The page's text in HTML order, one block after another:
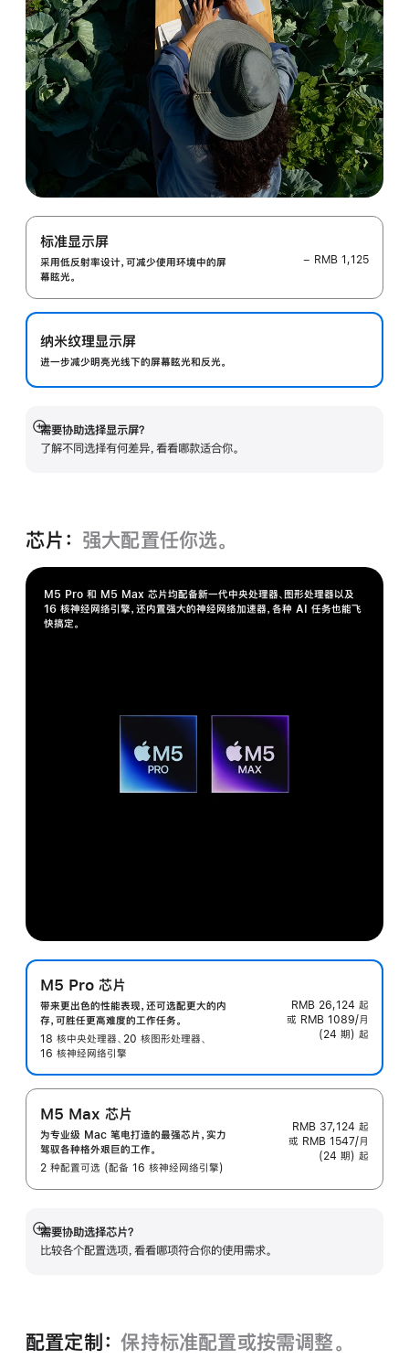
标准显示屏
采用低反射率设计，可减少使用环境中的屏
幕眩光。
− RMB 1,125
纳米纹理显示屏
进一步减少明亮光线下的屏幕眩光和反光。
需要协助选择显示屏？
了解不同选择有何差异，看看哪款适合你。
展
开
芯片： 强大配置任你选。
M5 Pro 和 M5 Max 芯片均配备新一代中央处理器、图形处理器以及
16 核神经网络引擎，还内置强大的神经网络加速器，各种 AI 任务也能飞
快搞定。
M5 Pro 芯片
带来更出色的性能表现，还可选配更大的内
存，可胜任更高难度的工作任务。
18 核中央处理器、20 核图形处理器、
16 核神经网络引擎
RMB 26,124 起
或 RMB 1089/月
(24 期) 起
M5 Max 芯片
为专业级 Mac 笔电打造的最强芯片，实力
驾驭各种格外艰巨的工作。
2 种配置可选 (配备 16 核神经网络引擎)
RMB 37,124 起
或 RMB 1547/月
(24 期) 起
需要协助选择芯片？
比较各个配置选项，看看哪项符合你的使用需求。
展
开
配置定制：保持标准配置或按需调整。